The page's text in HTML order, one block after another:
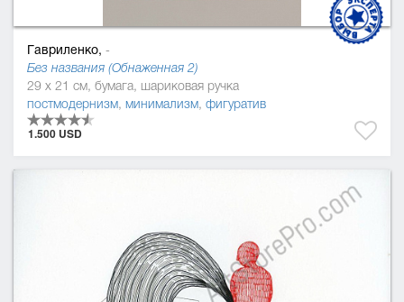
Гавриленко, -
Без названия (Обнаженная 2)
29 x 21 см, бумага, шариковая ручка
постмодернизм, минимализм, фигуратив
1.500 USD